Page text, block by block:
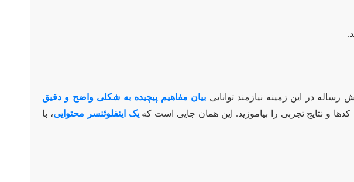
در این زمینه نیازمند توانایی بیان مفاهیم پیچیده به شکلی واضح و دقیق
و نتایج تجربی را بیاموزید. این همان جایی است کهیک اینفلوئنسر محتوایی، با